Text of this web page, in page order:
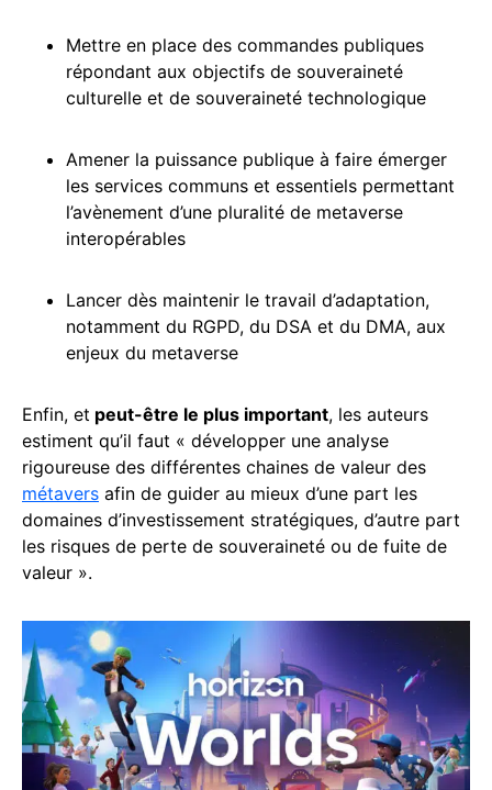
Mettre en place des commandes publiques
répondant aux objectifs de souveraineté
culturelle et de souveraineté technologique
Amener la puissance publique à faire émerger
les services communs et essentiels permettant
l’avènement d’une pluralité de metaverse
interopérables
Lancer dès maintenir le travail d’adaptation,
notamment du RGPD, du DSA et du DMA, aux
enjeux du metaverse
Enfin, et peut-être le plus important, les auteurs
estiment qu’il faut « développer une analyse
rigoureuse des différentes chaines de valeur des
métavers afin de guider au mieux d’une part les
domaines d’investissement stratégiques, d’autre part
les risques de perte de souveraineté ou de fuite de
valeur ».